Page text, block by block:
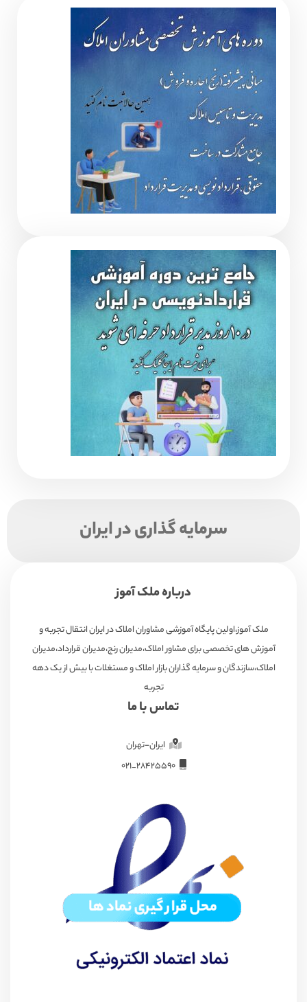
سرمایه گذاری در ایران
درباره ملک آموز
ملک آموز،اولین پایگاه آموزشی مشاوران املاک در ایران انتقال تجربه و
آموزش های تخصصی برای مشاور املاک،مدیران رنج،مدیران قرارداد،مدیران
املاک،سازندگان و سرمایه گذاران بازار املاک و مستغلات با بیش از یک دهه
تجربه
تماس با ما
ایران-تهران
28425590_021